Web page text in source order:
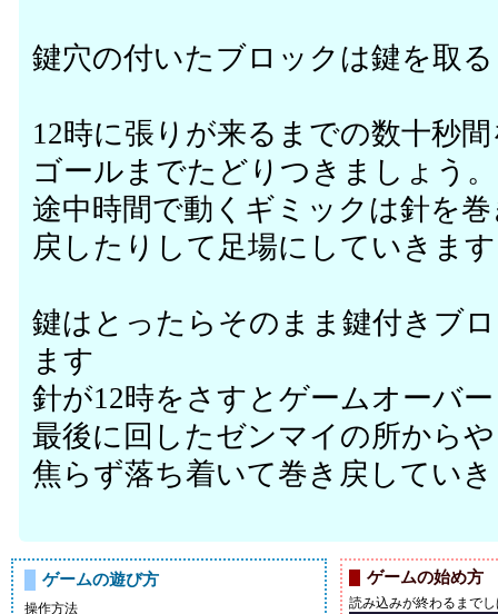
鍵穴の付いたブロックは鍵を取
12時に張りが来るまでの数十秒
ゴールまでたどりつきましょう。
途中時間で動くギミックは針を
戻したりして足場にしていきま
鍵はとったらそのまま鍵付きブ
ます
針が12時をさすとゲームオーバー
最後に回したゼンマイの所から
焦らず落ち着いて巻き戻してい
ゲームの遊び方
操作方法
ゲームの始め方
読み込みが終わるまで